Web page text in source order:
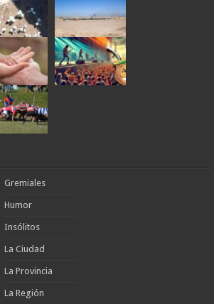
Gremiales
Humor
Insólitos
La Ciudad
La Provincia
La Región